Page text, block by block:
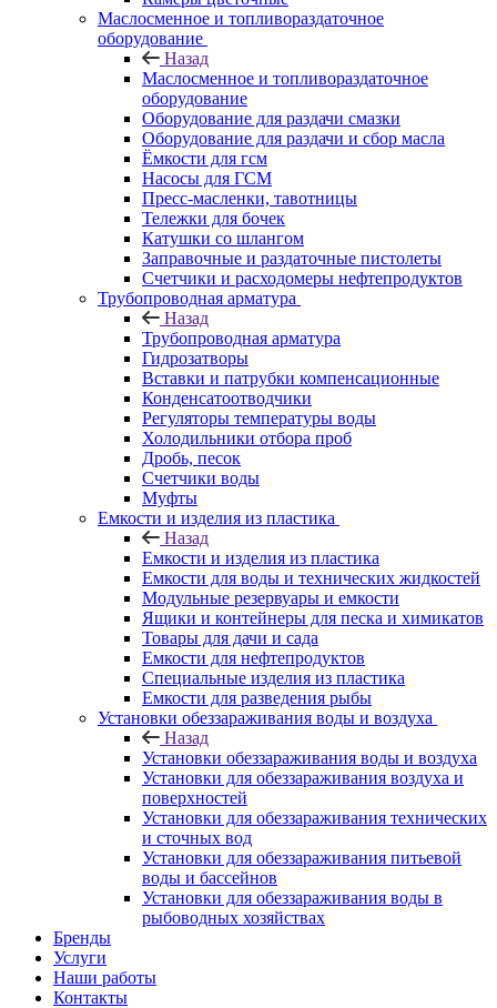
Маслосменное и топливораздаточное
оборудование
Назад
Маслосменное и топливораздаточное
оборудование
Оборудование для раздачи смазки
Оборудование для раздачи и сбор масла
Ёмкости для гсм
Насосы для ГСМ
Пресс-масленки, тавотницы
Тележки для бочек
Катушки со шлангом
Заправочные и раздаточные пистолеты
Счетчики и расходомеры нефтепродуктов
Трубопроводная арматура
Назад
Трубопроводная арматура
Гидрозатворы
Вставки и патрубки компенсационные
Конденсатоотводчики
Регуляторы температуры воды
Холодильники отбора проб
Дробь, песок
Счетчики воды
Муфты
Емкости и изделия из пластика
Назад
Емкости и изделия из пластика
Емкости для воды и технических жидкостей
Модульные резервуары и емкости
Ящики и контейнеры для песка и химикатов
Товары для дачи и сада
Емкости для нефтепродуктов
Специальные изделия из пластика
Емкости для разведения рыбы
Установки обеззараживания воды и воздуха
Назад
Установки обеззараживания воды и воздуха
Установки для обеззараживания воздуха и
поверхностей
Установки для обеззараживания технических
и сточных вод
Установки для обеззараживания питьевой
воды и бассейнов
Установки для обеззараживания воды в
рыбоводных хозяйствах
Бренды
Услуги
Наши работы
Контакты